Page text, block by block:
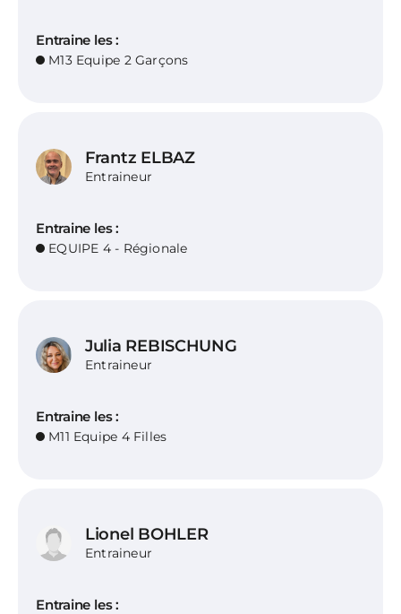
Entraine les :
M13 Equipe 2 Garçons
Frantz ELBAZ
Entraineur
Entraine les :
EQUIPE 4 - Régionale
Julia REBISCHUNG
Entraineur
Entraine les :
M11 Equipe 4 Filles
Lionel BOHLER
Entraineur
Entraine les :